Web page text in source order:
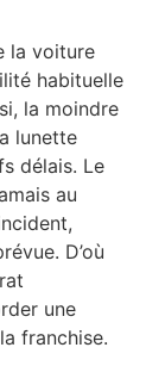
la voiture
habituelle
la moindre
lunette
délais. Le
au
D’où
une
franchise.